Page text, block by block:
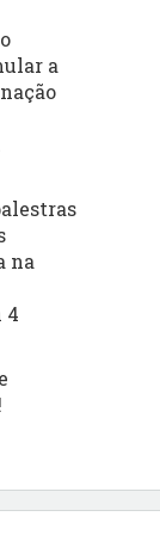
a
na
4